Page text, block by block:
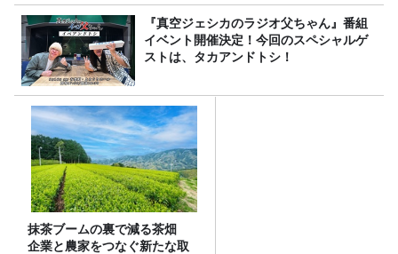
『真空ジェシカのラジオ父ちゃん』番組
イベント開催決定！今回のスペシャルゲ
ストは、タカアンドトシ！
抹茶ブームの裏で減る茶畑
企業と農家をつなぐ新たな取